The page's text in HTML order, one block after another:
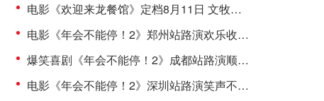
电影《欢迎来龙餐馆》定档8月11日 文牧野沈腾蒋奇明带中餐闯中东
电影《年会不能停！2》郑州站路演欢乐收官 全场爆笑不停共鸣不止
爆笑喜剧《年会不能停！2》成都站路演顺利举行 张若昀白客爆笑整活走心输出
电影《年会不能停！2》深圳站路演笑声不断 主创解读分享更多幕后创作